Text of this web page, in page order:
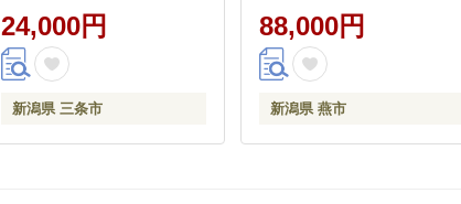
【024S044】
24,000円
新潟県 三条市
ー 冷凍パン クロワッサン
カレーパン 】
88,000円
新潟県 燕市